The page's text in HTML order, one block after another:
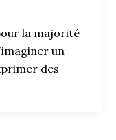
la majorité
un
des